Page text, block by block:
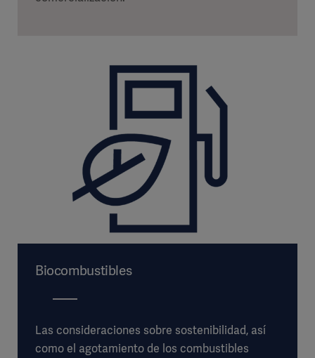
Biocombustibles
Las consideraciones sobre sostenibilidad, así
como el agotamiento de los combustibles